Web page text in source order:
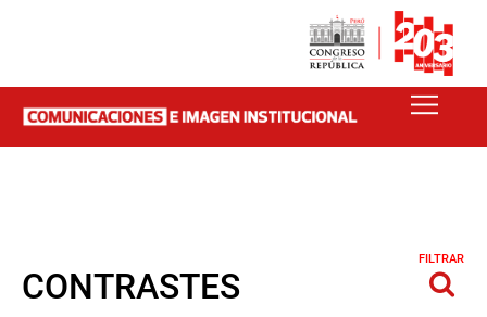
CONTRASTES
FILTRAR